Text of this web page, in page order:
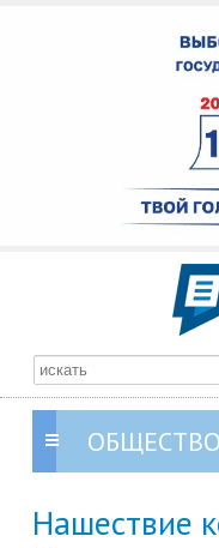
ОБЩЕСТВО
Нашествие